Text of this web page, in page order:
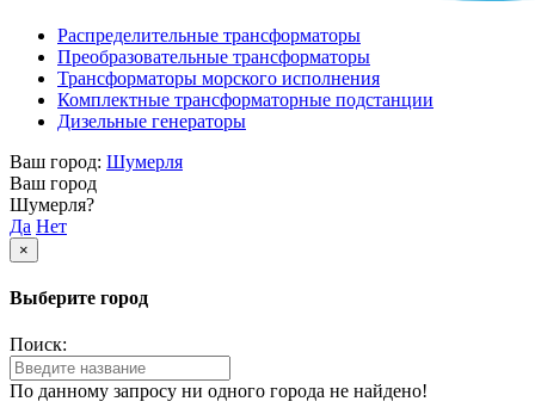
Распределительные трансформаторы
Преобразовательные трансформаторы
Трансформаторы морского исполнения
Комплектные трансформаторные подстанции
Дизельные генераторы
Ваш город: Шумерля
Ваш город
Шумерля?
Да Нет
×
Выберите город
Поиск:
По данному запросу ни одного города не найдено!